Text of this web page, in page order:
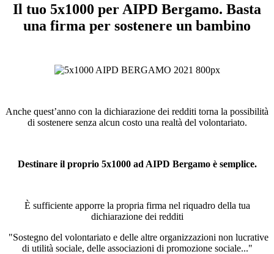
Il tuo 5x1000 per AIPD Bergamo. Basta
una firma per sostenere un bambino
Anche quest’anno con la dichiarazione dei redditi torna la possibilità
di sostenere senza alcun costo una realtà del volontariato.
Destinare il proprio 5x1000 ad AIPD Bergamo è semplice.
È sufficiente apporre la propria firma nel riquadro della tua
dichiarazione dei redditi
"Sostegno del volontariato e delle altre organizzazioni non lucrative
di utilità sociale, delle associazioni di promozione sociale..."